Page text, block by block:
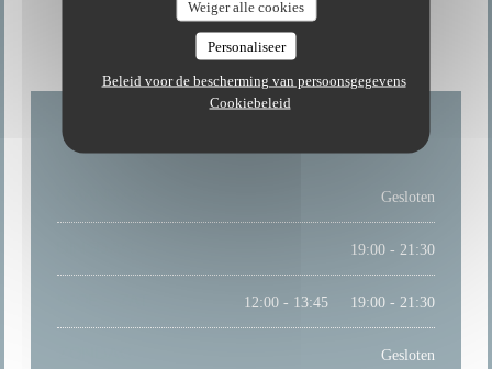
Weiger alle cookies
Personaliseer
Beleid voor de bescherming van persoonsgegevens
Cookiebeleid
OPENINGSTIJDEN
Gesloten
19:00 - 21:30
12:00 - 13:45 19:00 - 21:30
Gesloten